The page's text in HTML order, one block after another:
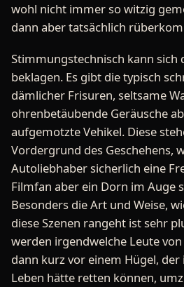
wohl nicht immer so witzig
dann aber tatsächlich
Stimmungstechnisch kann sich
beklagen. Es gibt die typisch
dämlicher Frisuren, seltsame
ohrenbetäubende Geräusche
aufgemotzte Vehikel. Diese
Vordergrund des Geschehens,
Autoliebhaber sicherlich eine
Filmfan aber ein Dorn im Auge
Besonders die Art und Weise,
diese Szenen rangeht ist sehr
werden irgendwelche Leute
dann kurz vor einem Hügel,
Leben hätte retten können,